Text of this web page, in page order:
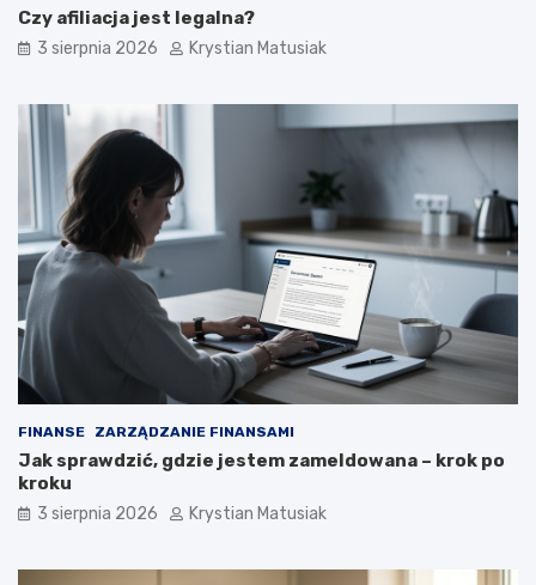
Czy afiliacja jest legalna?
3 sierpnia 2026 Krystian Matusiak
FINANSE ZARZĄDZANIE FINANSAMI
Jak sprawdzić, gdzie jestem zameldowana – krok po
kroku
3 sierpnia 2026 Krystian Matusiak